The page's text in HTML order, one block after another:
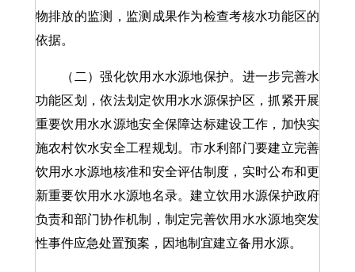
物排放的监测，监测成果作为检查考核水功能区的
依据。
（二）强化饮用水水源地保护。进一步完善水
功能区划，依法划定饮用水水源保护区，抓紧开展
重要饮用水水源地安全保障达标建设工作，加快实
施农村饮水安全工程规划。市水利部门要建立完善
饮用水水源地核准和安全评估制度，实时公布和更
新重要饮用水水源地名录。建立饮用水源保护政府
负责和部门协作机制，制定完善饮用水水源地突发
性事件应急处置预案，因地制宜建立备用水源。